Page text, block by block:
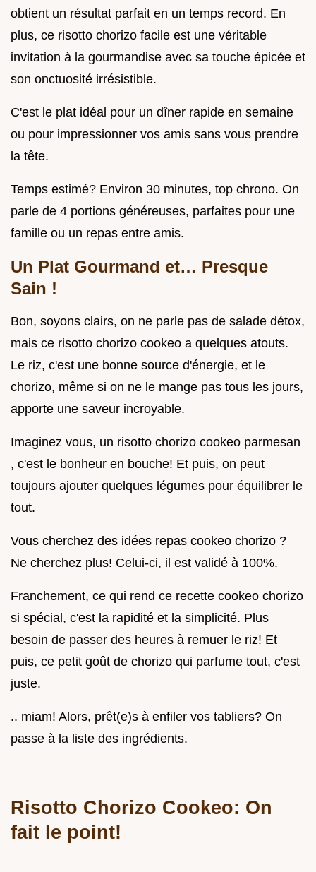
obtient un résultat parfait en un temps record. En
plus, ce risotto chorizo facile est une véritable
invitation à la gourmandise avec sa touche épicée et
son onctuosité irrésistible.
C'est le plat idéal pour un dîner rapide en semaine
ou pour impressionner vos amis sans vous prendre
la tête.
Temps estimé? Environ 30 minutes, top chrono. On
parle de 4 portions généreuses, parfaites pour une
famille ou un repas entre amis.
Un Plat Gourmand et… Presque
Sain !
Bon, soyons clairs, on ne parle pas de salade détox,
mais ce risotto chorizo cookeo a quelques atouts.
Le riz, c'est une bonne source d'énergie, et le
chorizo, même si on ne le mange pas tous les jours,
apporte une saveur incroyable.
Imaginez vous, un risotto chorizo cookeo parmesan
, c'est le bonheur en bouche! Et puis, on peut
toujours ajouter quelques légumes pour équilibrer le
tout.
Vous cherchez des idées repas cookeo chorizo ?
Ne cherchez plus! Celui-ci, il est validé à 100%.
Franchement, ce qui rend ce recette cookeo chorizo
si spécial, c'est la rapidité et la simplicité. Plus
besoin de passer des heures à remuer le riz! Et
puis, ce petit goût de chorizo qui parfume tout, c'est
juste.
.. miam! Alors, prêt(e)s à enfiler vos tabliers? On
passe à la liste des ingrédients.
Risotto Chorizo Cookeo: On
fait le point!